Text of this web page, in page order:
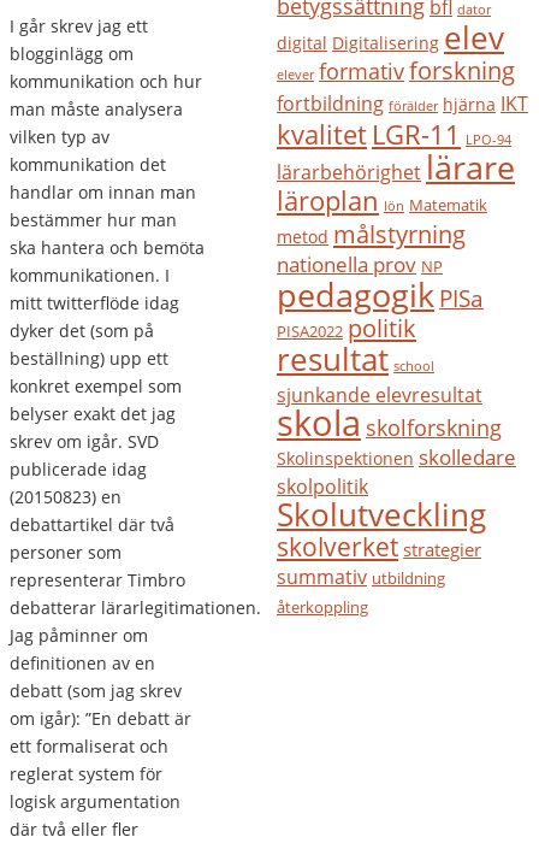
I går skrev jag ett
blogginlägg om
kommunikation och hur
man måste analysera
vilken typ av
kommunikation det
handlar om innan man
bestämmer hur man
ska hantera och bemöta
kommunikationen. I
mitt twitterflöde idag
dyker det (som på
beställning) upp ett
konkret exempel som
belyser exakt det jag
skrev om igår. SVD
publicerade idag
(20150823) en
debattartikel där två
personer som
representerar Timbro
debatterar lärarlegitimationen.
Jag påminner om
definitionen av en
debatt (som jag skrev
om igår): ”En debatt är
ett formaliserat och
reglerat system för
logisk argumentation
där två eller fler
betygssättning bfl dator
digital Digitalisering elev
elever formativforskning
fortbildning förälder hjärna IKT
kvalitet LGR-11 LPO-94
lärarbehörighet lärare
läroplan lön Matematik
metod målstyrning
nationella prov NP
pedagogikPISa
PISA2022 politik
resultat school
sjunkande elevresultat
skola skolforskning
Skolinspektionen skolledare
skolpolitik
Skolutveckling
skolverket strategier
summativ utbildning
återkoppling